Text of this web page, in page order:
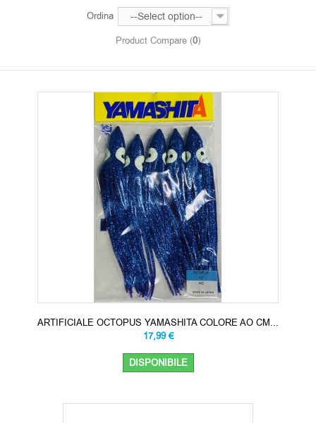
Ordina --Select option--
Product Compare (0)
ARTIFICIALE OCTOPUS YAMASHITA COLORE AO CM...
17,99 €
DISPONIBILE